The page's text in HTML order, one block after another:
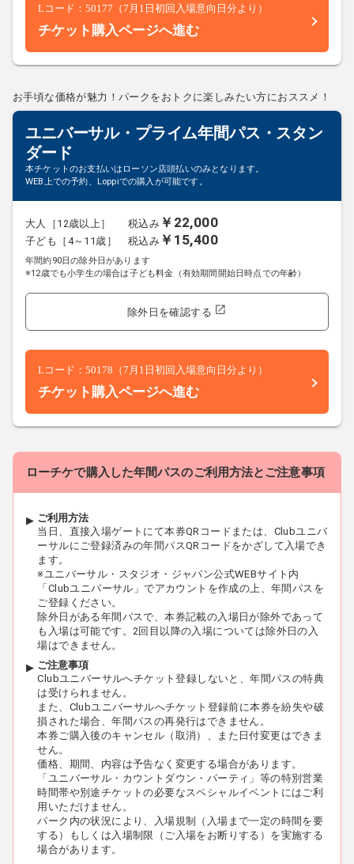
Lコード：50177（7月1日初回入場意向日分より）
チケット購入ページへ進む
お手頃な価格が魅力！パークをおトクに楽しみたい方におススメ！
ユニバーサル・プライム年間パス・スタン
ダード
本チケットのお支払いはローソン店頭払いのみとなります。
WEB上での予約、Loppiでの購入が可能です。
大人［12歳以上］ 税込み ￥22,000
子ども［4～11歳］ 税込み ￥15,400
年間約90日の除外日があります
※12歳でも小学生の場合は子ども料金（有効期間開始日時点での年齢）
除外日を確認する open_in_new
Lコード：50178（7月1日初回入場意向日分より）
チケット購入ページへ進む
ローチケで購入した年間パスのご利用方法とご注意事項
ご利用方法
当日、直接入場ゲートにて本券QRコードまたは、Clubユニバ
ーサルにご登録済みの年間パスQRコードをかざして入場でき
ます。
※ユニバーサル・スタジオ・ジャパン公式WEBサイト内
「Clubユニバーサル」でアカウントを作成の上、年間パスを
ご登録ください。
除外日がある年間パスで、本券記載の入場日が除外であって
も入場は可能です。2回目以降の入場については除外日の入
場はできません。
ご注意事項
Clubユニバーサルへチケット登録しないと、年間パスの特典
は受けられません。
また、Clubユニバーサルへチケット登録前に本券を紛失や破
損された場合、年間パスの再発行はできません。
本券ご購入後のキャンセル（取消）、また日付変更はできま
せん。
価格、期間、内容は予告なく変更する場合があります。
「ユニバーサル・カウントダウン・パーティ」等の特別営業
時間帯や別途チケットの必要なスペシャルイベントにはご利
用いただけません。
パーク内の状況により、入場規制（入場まで一定の時間を要
する）もしくは入場制限（ご入場をお断りする）を実施する
場合があります。